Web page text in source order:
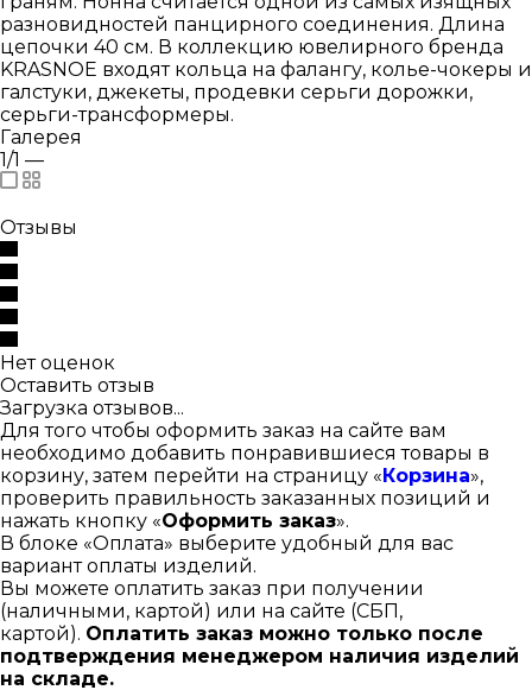
разновидностей панцирного соединения. Длина
цепочки 40 см. В коллекцию ювелирного бренда
KRASNOE входят кольца на фалангу, колье-чокеры и
галстуки, джекеты, продевки серьги дорожки,
серьги-трансформеры.
Галерея
1/1 —
Отзывы
Нет оценок
Оставить отзыв
Загрузка отзывов...
Для того чтобы оформить заказ на сайте вам
необходимо добавить понравившиеся товары в
корзину, затем перейти на страницу «Корзина»,
проверить правильность заказанных позиций и
нажать кнопку «Оформить заказ».
В блоке «Оплата» выберите удобный для вас
вариант оплаты изделий.
Вы можете оплатить заказ при получении
(наличными, картой) или на сайте (СБП,
картой). Оплатить заказ можно только после
подтверждения менеджером наличия изделий
на складе.